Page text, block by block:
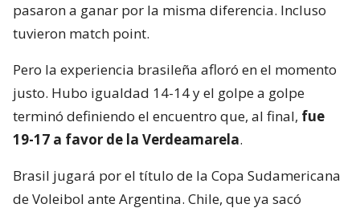
pasaron a ganar por la misma diferencia. Incluso
tuvieron match point.
Pero la experiencia brasileña afloró en el momento
justo. Hubo igualdad 14-14 y el golpe a golpe
terminó definiendo el encuentro que, al final, fue
19-17 a favor de la Verdeamarela.
Brasil jugará por el título de la Copa Sudamericana
de Voleibol ante Argentina. Chile, que ya sacó